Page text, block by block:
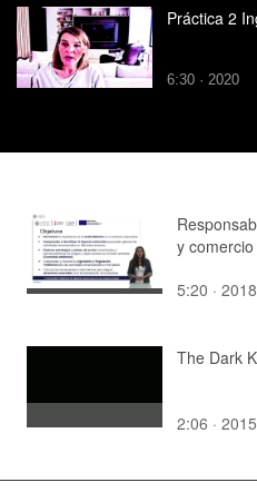
Práctica 2
6:30 · 2020
y
5:20 · 2018
The Dark
2:06 · 2015